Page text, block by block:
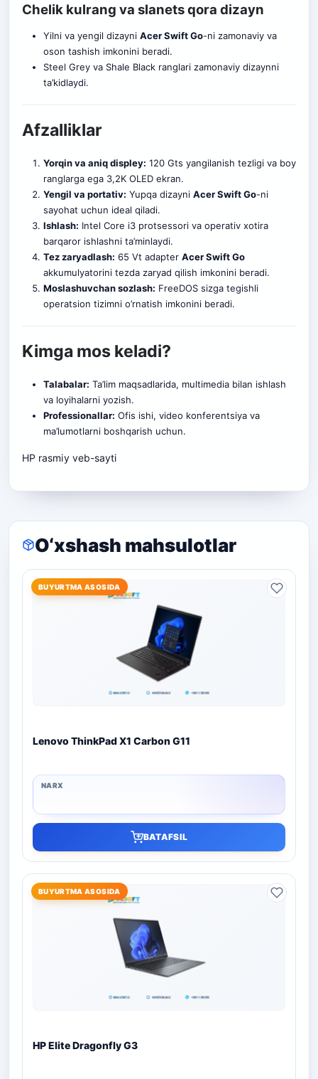
Chelik kulrang va slanets qora dizayn
Yilni va yengil dizayni Acer Swift Go-ni zamonaviy va
oson tashish imkonini beradi.
Steel Grey va Shale Black ranglari zamonaviy dizaynni
ta’kidlaydi.
Afzalliklar
Yorqin va aniq displey: 120 Gts yangilanish tezligi va boy
ranglarga ega 3,2K OLED ekran.
Yengil va portativ: Yupqa dizayni Acer Swift Go-ni
sayohat uchun ideal qiladi.
Ishlash: Intel Core i3 protsessori va operativ xotira
barqaror ishlashni ta’minlaydi.
Tez zaryadlash: 65 Vt adapter Acer Swift Go
akkumulyatorini tezda zaryad qilish imkonini beradi.
Moslashuvchan sozlash: FreeDOS sizga tegishli
operatsion tizimni o’rnatish imkonini beradi.
Kimga mos keladi?
Talabalar: Ta’lim maqsadlarida, multimedia bilan ishlash
va loyihalarni yozish.
Professionallar: Ofis ishi, video konferentsiya va
ma’lumotlarni boshqarish uchun.
HP rasmiy veb-sayti
O‘xshash mahsulotlar
BUYURTMA ASOSIDA
Lenovo ThinkPad X1 Carbon G11
BATAFSIL
BUYURTMA ASOSIDA
HP Elite Dragonfly G3